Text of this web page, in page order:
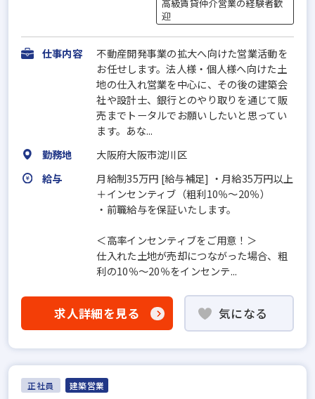
高級賃貸仲介営業の経験者歓
迎
仕事内容
不動産開発事業の拡大へ向けた営業活動を
お任せします。法人様・個人様へ向けた土
地の仕入れ営業を中心に、その後の建築会
社や設計士、銀行とのやり取りを通じて販
売までトータルでお願いしたいと思ってい
ます。あな...
勤務地
大阪府大阪市淀川区
給与
月給制35万円 [給与補足] ・月給35万円以上
＋インセンティブ（粗利10％～20％）
・前職給与を保証いたします。
＜高率インセンティブをご用意！＞
仕入れた土地が売却につながった場合、粗
利の10％～20％をインセンテ...
求人詳細を見る 気になる
正社員 建築営業